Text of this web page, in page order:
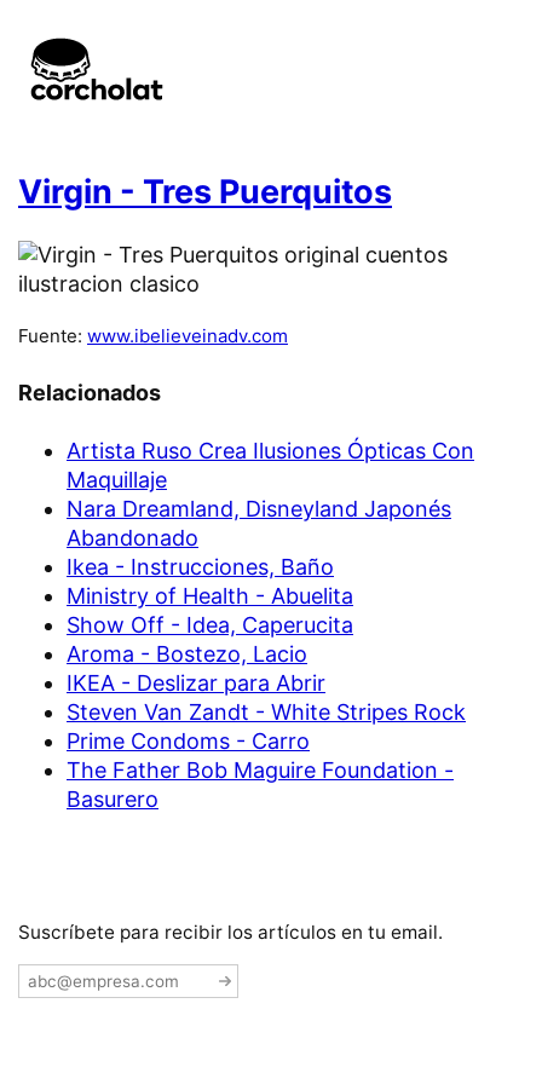
Virgin - Tres Puerquitos
Fuente: www.ibelieveinadv.com
Relacionados
Artista Ruso Crea Ilusiones Ópticas Con
Maquillaje
Nara Dreamland, Disneyland Japonés
Abandonado
Ikea - Instrucciones, Baño
Ministry of Health - Abuelita
Show Off - Idea, Caperucita
Aroma - Bostezo, Lacio
IKEA - Deslizar para Abrir
Steven Van Zandt - White Stripes Rock
Prime Condoms - Carro
The Father Bob Maguire Foundation -
Basurero
Suscríbete para recibir los artículos en tu email.